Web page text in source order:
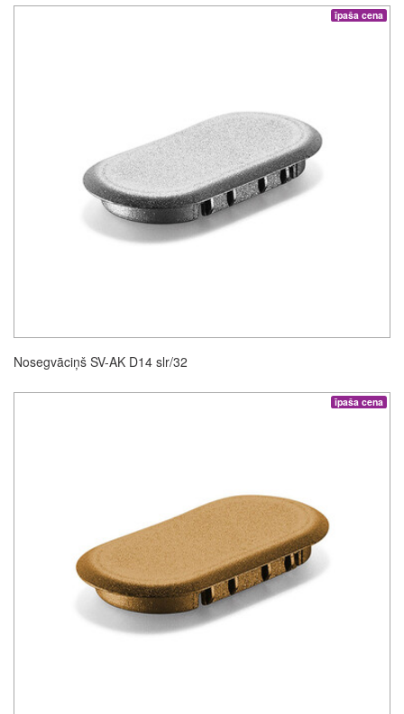
īpaša cena
Nosegvāciņš SV-AK D14 slr/32
īpaša cena